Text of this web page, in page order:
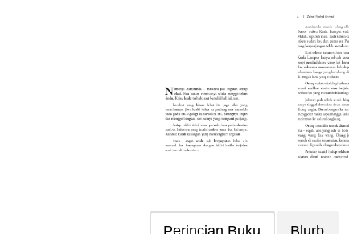
Perincian Buku Blurb